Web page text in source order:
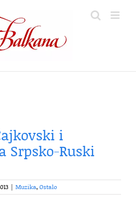
i
Srpsko-Ruski
Muzika,Ostalo